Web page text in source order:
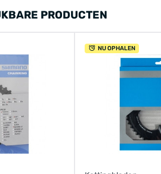
PRODUCTEN
NU OPHALEN